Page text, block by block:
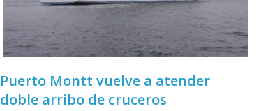
Puerto Montt vuelve a atender
doble arribo de cruceros